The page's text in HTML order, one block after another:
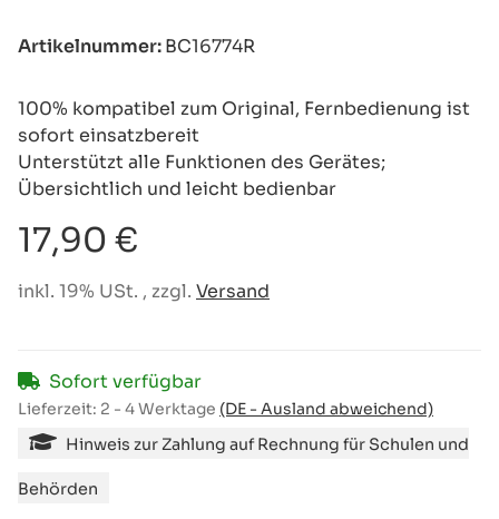
Artikelnummer:BC16774R
100% kompatibel zum Original, Fernbedienung ist
sofort einsatzbereit
Unterstützt alle Funktionen des Gerätes;
Übersichtlich und leicht bedienbar
17,90 €
inkl. 19% USt. , zzgl. Versand
Sofort verfügbar
Lieferzeit: 2 - 4 Werktage (DE - Ausland abweichend)
Hinweis zur Zahlung auf Rechnung für Schulen und
Behörden